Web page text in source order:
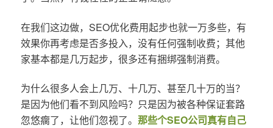
在我们这边做，SEO优化费用起步也就一万多些，有
效果你再考虑是否多投入，没有任何强制收费；其他
家基本都是几万起步，很多还有捆绑强制消费。
为什么很多人会上几万、十几万、甚至几十万的当？
是因为他们看不到风险吗？只是因为被各种保证套路
忽悠瘸了，让他们忽视了。 那些个SEO公司真有自己